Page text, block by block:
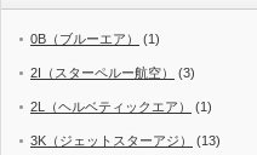
0B（ブルーエア） (1)
2I（スターペルー航空） (3)
2L（ヘルベティックエア） (1)
3K（ジェットスターアジ） (13)